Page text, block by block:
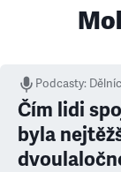
Podcasty:
Čím lidi
byla